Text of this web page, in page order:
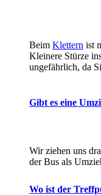
Beim Klettern ist
Kleinere Stürze
ungefährlich, da
Gibt es eine
Wir ziehen uns
der Bus als
Wo ist der